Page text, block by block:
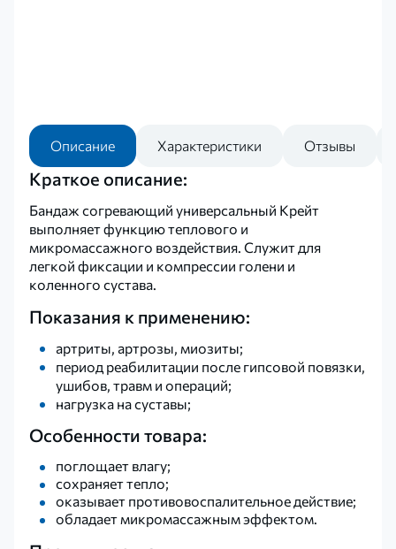
Описание Характеристики Отзывы
Краткое описание:
Бандаж согревающий универсальный Крейт
выполняет функцию теплового и
микромассажного воздействия. Служит для
легкой фиксации и компрессии голени и
коленного сустава.
Показания к применению:
артриты, артрозы, миозиты;
период реабилитации после гипсовой повязки,
ушибов, травм и операций;
нагрузка на суставы;
Особенности товара:
поглощает влагу;
сохраняет тепло;
оказывает противовоспалительное действие;
обладает микромассажным эффектом.